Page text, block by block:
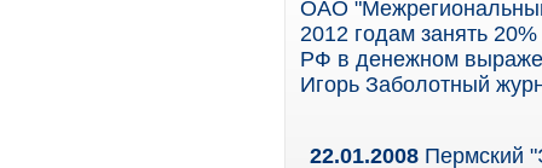
ОАО
2012 годам занять
РФ в денежном
Игорь Заболотный
22.01.2008 Пермский